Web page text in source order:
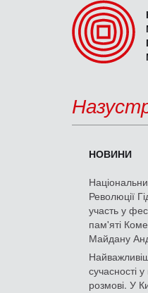
НОВИНИ
Революції
участь у
пам'яті
Майдану
сучасності у
розмові. У